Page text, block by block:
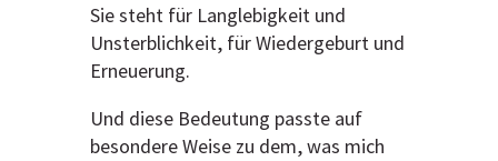
Sie steht für Langlebigkeit und
Unsterblichkeit, für Wiedergeburt und
Erneuerung.
Und diese Bedeutung passte auf
besondere Weise zu dem, was mich